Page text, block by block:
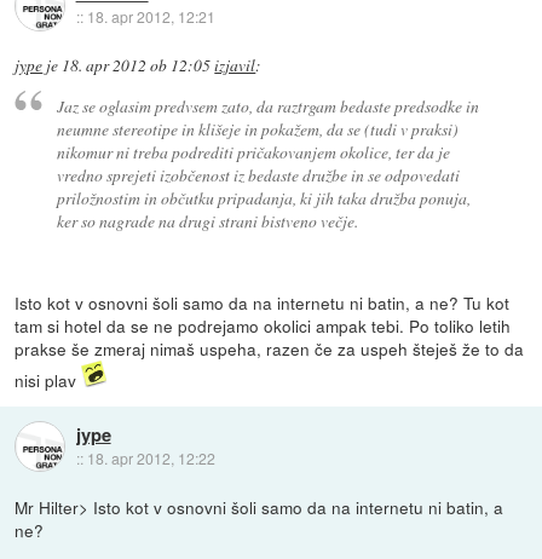
:: 18. apr 2012, 12:21
jype je 18. apr 2012 ob 12:05izjavil:
Jaz se oglasim predvsem zato, da raztrgam bedaste predsodke in
neumne stereotipe in klišeje in pokažem, da se (tudi v praksi)
nikomur ni treba podrediti pričakovanjem okolice, ter da je
vredno sprejeti izobčenost iz bedaste družbe in se odpovedati
priložnostim in občutku pripadanja, ki jih taka družba ponuja,
ker so nagrade na drugi strani bistveno večje.
Isto kot v osnovni šoli samo da na internetu ni batin, a ne? Tu kot
tam si hotel da se ne podrejamo okolici ampak tebi. Po toliko letih
prakse še zmeraj nimaš uspeha, razen če za uspeh šteješ že to da
nisi plav
jype
:: 18. apr 2012, 12:22
Mr Hilter> Isto kot v osnovni šoli samo da na internetu ni batin, a
ne?